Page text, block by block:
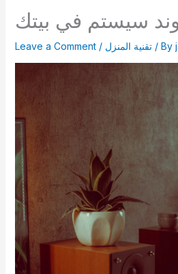
سيستم في بيتك
Leave a Comment / تقنية المنزل/ By